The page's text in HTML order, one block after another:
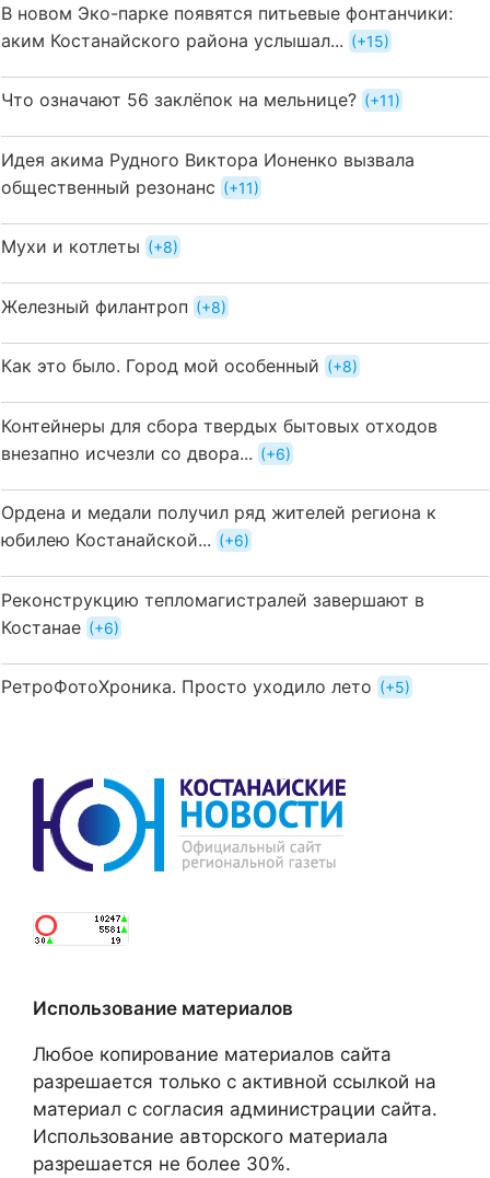
В новом Эко-парке появятся питьевые фонтанчики:
аким Костанайского района услышал...
+15
Что означают 56 заклёпок на мельнице? +11
Идея акима Рудного Виктора Ионенко вызвала
общественный резонанс
+11
Мухи и котлеты +8
Железный филантроп +8
Как это было. Город мой особенный +8
Контейнеры для сбора твердых бытовых отходов
внезапно исчезли со двора...
+6
Ордена и медали получил ряд жителей региона к
юбилею Костанайской...
+6
Реконструкцию тепломагистралей завершают в
Костанае
+6
РетроФотоХроника. Просто уходило лето +5
Использование материалов
Любое копирование материалов сайта
разрешается только с активной ссылкой на
материал с согласия администрации сайта.
Использование авторского материала
разрешается не более 30%.